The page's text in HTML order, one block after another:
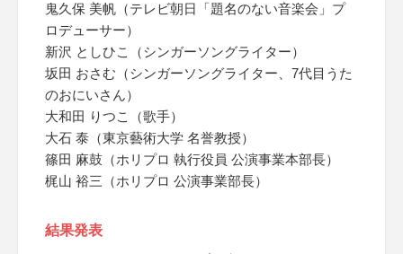
鬼久保 美帆（テレビ朝日「題名のない音楽会」プ
ロデューサー）
新沢 としひこ（シンガーソングライター）
坂田 おさむ（シンガーソングライター、7代目うた
のおにいさん）
大和田 りつこ（歌手）
大石 泰（東京藝術大学 名誉教授）
篠田 麻鼓（ホリプロ 執行役員 公演事業本部長）
梶山 裕三（ホリプロ 公演事業部長）
結果発表